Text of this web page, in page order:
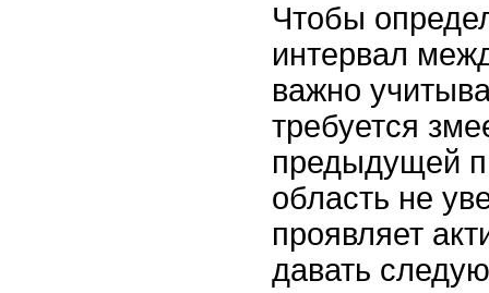
Чтобы
интервал
важно
требуется
предыдущей
область не
проявляет
давать